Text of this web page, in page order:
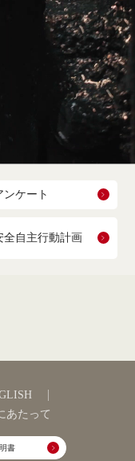
ンケート
全自主行動計画
あたって
書